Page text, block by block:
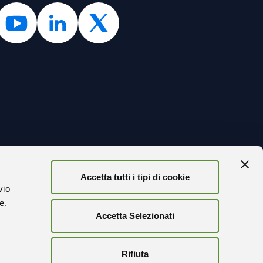
Accetta tutti i tipi di cookie
Accetta Selezionati
Rifiuta